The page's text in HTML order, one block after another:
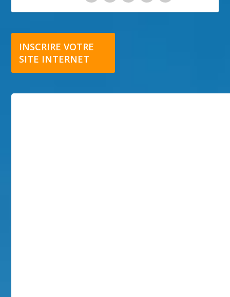
INSCRIRE VOTRE
SITE INTERNET